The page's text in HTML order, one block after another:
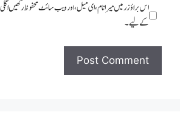
اس براؤزر میں میرا نام، ای میل، اور ویب سائٹ محفوظ رکھیں
کےلیے۔